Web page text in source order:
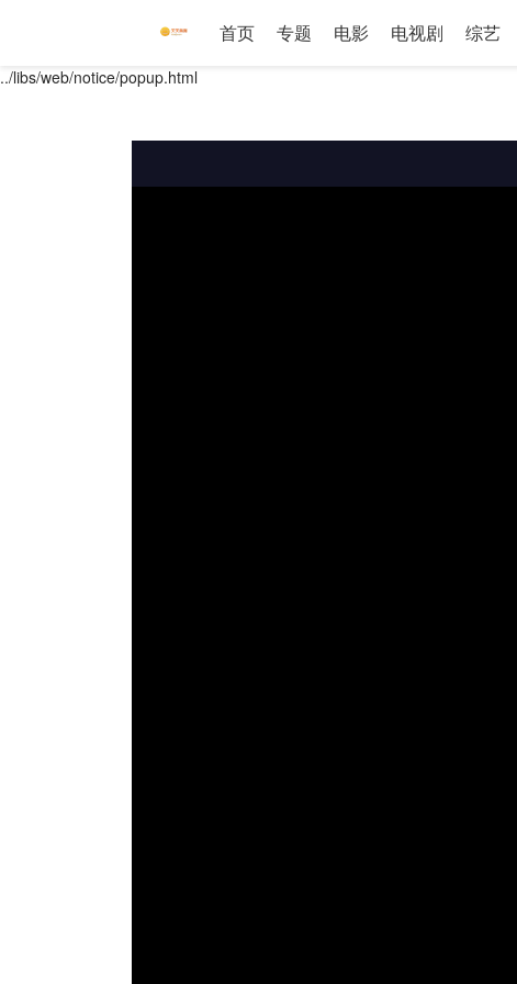
首页 专题 电影 电视剧 综艺
../libs/web/notice/popup.html